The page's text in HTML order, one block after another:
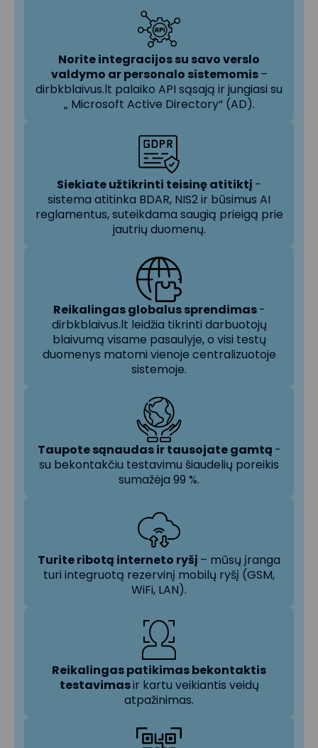
Norite integracijos su savo verslo
valdymo ar personalo sistemomis–
dirbkblaivus.lt palaiko API sąsają ir jungiasi su
„ Microsoft Active Directory“ (AD).
Siekiate užtikrinti teisinę atitiktį -
sistema atitinka BDAR, NIS2 ir būsimus AI
reglamentus, suteikdama saugią prieigą prie
jautrių duomenų.
Reikalingas globalus sprendimas-
dirbkblaivus.lt leidžia tikrinti darbuotojų
blaivumą visame pasaulyje, o visi testų
duomenys matomi vienoje centralizuotoje
sistemoje.
Taupote sąnaudas ir tausojate gamtą -
su bekontakčiu testavimu šiaudelių poreikis
sumažėja 99 %.
Turite ribotą interneto ryšį – mūsų įranga
turi integruotą rezervinį mobilų ryšį (GSM,
WiFi, LAN).
Reikalingas patikimas bekontaktis
testavimasir kartu veikiantis veidų
atpažinimas.